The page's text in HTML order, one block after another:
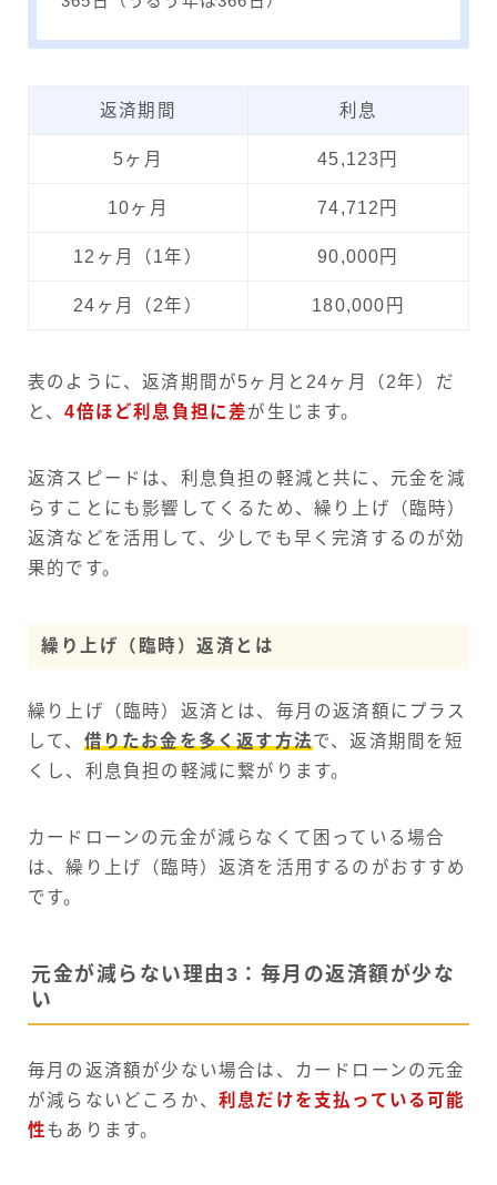
返済期間 利息
5ヶ月 45,123円
10ヶ月 74,712円
12ヶ月（1年） 90,000円
24ヶ月（2年） 180,000円
表のように、返済期間が5ヶ月と24ヶ月（2年）だ
と、4倍ほど利息負担に差が生じます。
返済スピードは、利息負担の軽減と共に、元金を減
らすことにも影響してくるため、繰り上げ（臨時）
返済などを活用して、少しでも早く完済するのが効
果的です。
繰り上げ（臨時）返済とは
繰り上げ（臨時）返済とは、毎月の返済額にプラス
して、 借りたお金を多く返す方法で、返済期間を短
くし、利息負担の軽減に繋がります。
カードローンの元金が減らなくて困っている場合
は、繰り上げ（臨時）返済を活用するのがおすすめ
です。
元金が減らない理由3：毎月の返済額が少な
い
毎月の返済額が少ない場合は、カードローンの元金
が減らないどころか、 利息だけを支払っている可能
性もあります。